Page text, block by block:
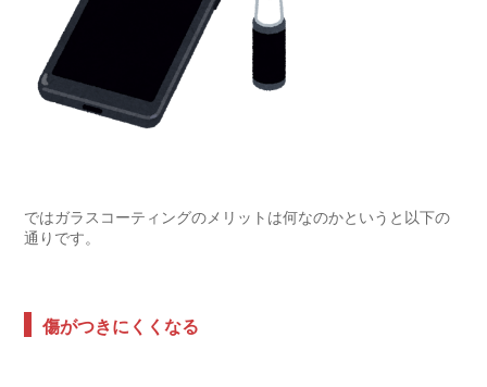
ではガラスコーティングのメリットは何なのかというと以下の
通りです。
傷がつきにくくなる